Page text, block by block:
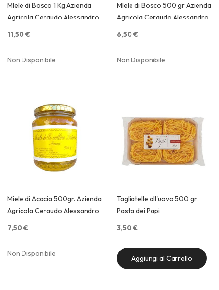
MIele di Bosco 1 Kg Azienda
Agricola Ceraudo Alessandro
11,50 €
Non Disponibile
MIele di Bosco 500 gr Azienda
Agricola Ceraudo Alessandro
6,50 €
Non Disponibile
Miele di Acacia 500gr. Azienda
Agricola Ceraudo Alessandro
7,50 €
Non Disponibile
Tagliatelle all'uovo 500 gr.
Pasta dei Papi
3,50 €
Aggiungi al Carrello